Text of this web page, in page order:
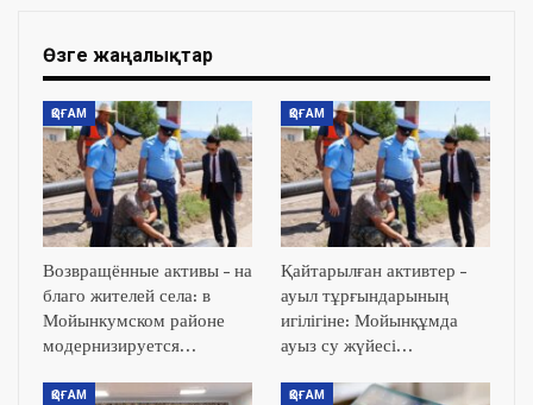
Өзге жаңалықтар
ҚОҒАМ
Возвращённые активы – на
благо жителей села: в
Мойынкумском районе
модернизируется…
ҚОҒАМ
Қайтарылған активтер –
ауыл тұрғындарының
игілігіне: Мойынқұмда
ауыз су жүйесі…
ҚОҒАМ ҚОҒАМ